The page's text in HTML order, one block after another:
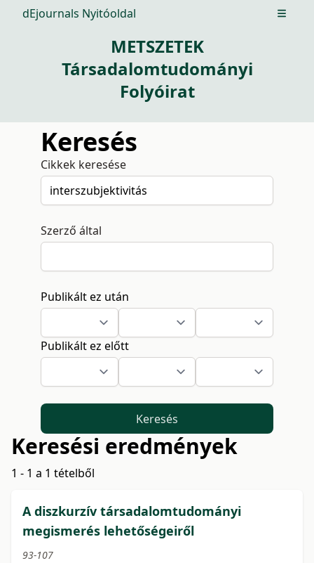
dEjournals Nyitóoldal Open
METSZETEK
Társadalomtudományi
Folyóirat
Keresés
Cikkek keresése
Szerző által
Publikált ez után
Publikált ez előtt
Keresés
Keresési eredmények
1 - 1 a 1 tételből
A diszkurzív társadalomtudományi
megismerés lehetőségeiről
93-107